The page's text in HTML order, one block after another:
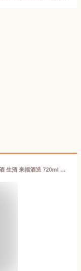
来福 らいふく Raifuku Mellow メロー 貴醸酒 生酒 来福酒造 720ml 瓶 【クール便配送】 【 日本酒 地酒 茨城 筑西 甘口 極甘口 スイーツ きじょうしゅ 牡蠣に合う 】